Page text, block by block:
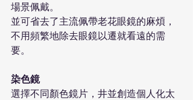
場景佩戴。
並可省去了主流佩帶老花眼鏡的麻煩，
不用頻繁地除去眼鏡以遷就看遠的需
要。
染色鏡
選擇不同顏色鏡片，井並創造個人化太